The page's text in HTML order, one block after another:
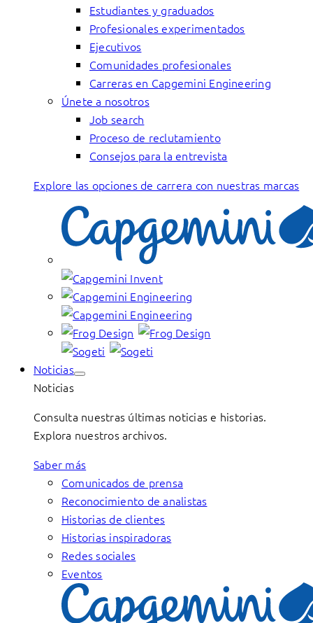
Estudiantes y graduados
Profesionales experimentados
Ejecutivos
Comunidades profesionales
Carreras en Capgemini Engineering
Únete a nosotros
Job search
Proceso de reclutamiento
Consejos para la entrevista
Explore las opciones de carrera con nuestras marcas
Noticias
Noticias
Consulta nuestras últimas noticias e historias.
Explora nuestros archivos.
Saber más
Comunicados de prensa
Reconocimiento de analistas
Historias de clientes
Historias inspiradoras
Redes sociales
Eventos